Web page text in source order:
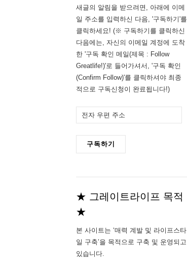
새글의 알림을 받으려면, 아래에 이메
일 주소를 입력하신 다음, '구독하기'를
클릭하세요! (※ 구독하기를 클릭하신
다음에는, 자신의 이메일 계정에 도착
한 '구독 확인 메일(제목 : Follow
Greatlife!)'로 들어가셔서, '구독 확인
(Confirm Follow)'를 클릭하셔야 최종
적으로 구독신청이 완료됩니다!)
자
우
구독하기
★ 그레이트라이프 목적
★
본 사이트는 ‘매력 계발 및 라이프스타
일 구축’을 목적으로 구축 및 운영되고
있습니다.